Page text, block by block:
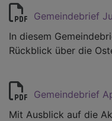
Gemeindebrief
In diesem
Rückblick über die
Gemeindebrief
Mit Ausblick auf die